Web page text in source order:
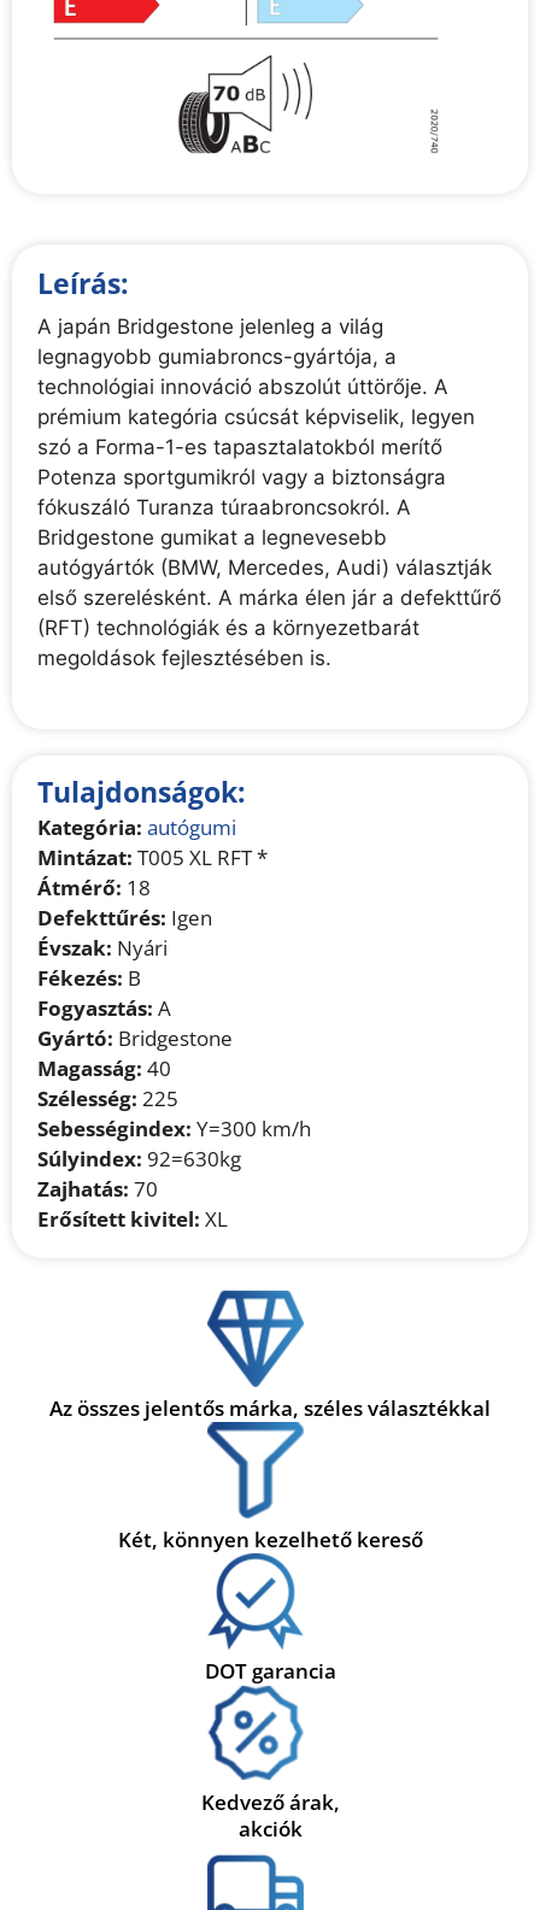
Leírás:
A japán Bridgestone jelenleg a világ
legnagyobb gumiabroncs-gyártója, a
technológiai innováció abszolút úttörője. A
prémium kategória csúcsát képviselik, legyen
szó a Forma-1-es tapasztalatokból merítő
Potenza sportgumikról vagy a biztonságra
fókuszáló Turanza túraabroncsokról. A
Bridgestone gumikat a legnevesebb
autógyártók (BMW, Mercedes, Audi) választják
első szerelésként. A márka élen jár a defekttűrő
(RFT) technológiák és a környezetbarát
megoldások fejlesztésében is.
Tulajdonságok:
Kategória: autógumi
Mintázat: T005 XL RFT *
Átmérő: 18
Defekttűrés: Igen
Évszak: Nyári
Fékezés: B
Fogyasztás: A
Gyártó: Bridgestone
Magasság: 40
Szélesség: 225
Sebességindex: Y=300 km/h
Súlyindex: 92=630kg
Zajhatás: 70
Erősített kivitel: XL
Az összes jelentős márka, széles választékkal
Két, könnyen kezelhető kereső
DOT garancia
Kedvező árak,
akciók